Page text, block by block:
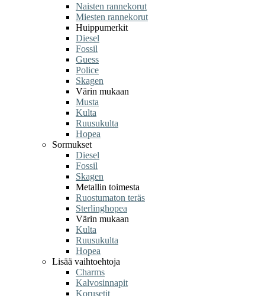
Naisten rannekorut
Miesten rannekorut
Huippumerkit
Diesel
Fossil
Guess
Police
Skagen
Värin mukaan
Musta
Kulta
Ruusukulta
Hopea
Sormukset
Diesel
Fossil
Skagen
Metallin toimesta
Ruostumaton teräs
Sterlinghopea
Värin mukaan
Kulta
Ruusukulta
Hopea
Lisää vaihtoehtoja
Charms
Kalvosinnapit
Korusetit